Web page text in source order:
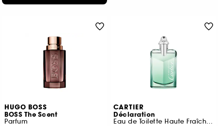
HUGO BOSS
BOSS The Scent
Parfum
CARTIER
Déclaration
Eau de Toilette Haute Fraîcheur